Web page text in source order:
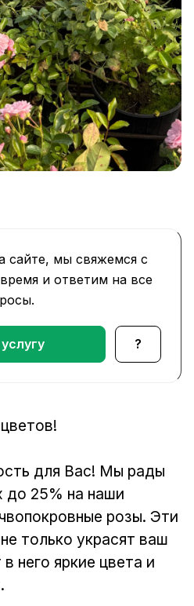
сайте, мы свяжемся с
и ответим на все
?
для Вас! Мы рады
до 25% на наши
розы. Эти
только украсят ваш
него яркие цвета и